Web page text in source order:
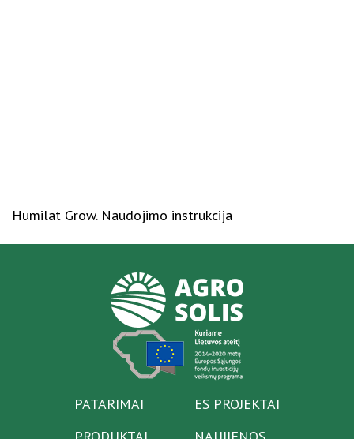
Humilat Grow. Naudojimo instrukcija
PATARIMAI
ES PROJEKTAI